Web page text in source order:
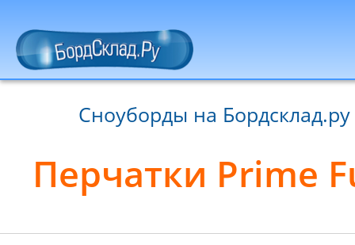
Сноуборды на Бордсклад.ру
Перчатки Prime